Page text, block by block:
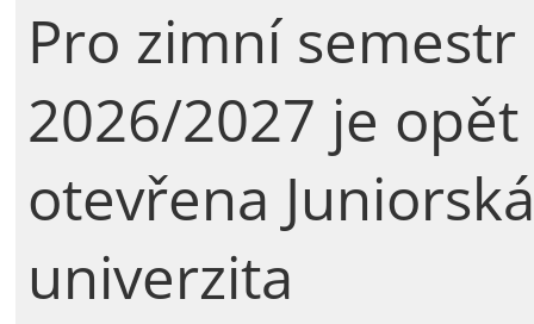
Pro zimní semestr
2026/2027 je opět
otevřena Juniorská
univerzita